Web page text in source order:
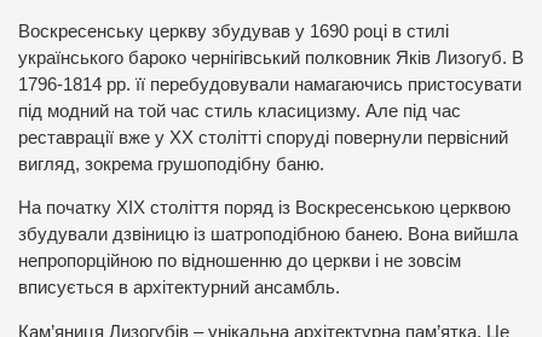
Воскресенську церкву збудував у 1690 році в стилі
українського бароко чернігівський полковник Яків Лизогуб. В
1796-1814 рр. її перебудовували намагаючись пристосувати
під модний на той час стиль класицизму. Але під час
реставрації вже у ХХ столітті споруді повернули первісний
вигляд, зокрема грушоподібну баню.
На початку ХІХ століття поряд із Воскресенською церквою
збудували дзвіницю із шатроподібною банею. Вона вийшла
непропорційною по відношенню до церкви і не зовсім
вписується в архітектурний ансамбль.
Кам’яниця Лизогубів – унікальна архітектурна пам’ятка. Це